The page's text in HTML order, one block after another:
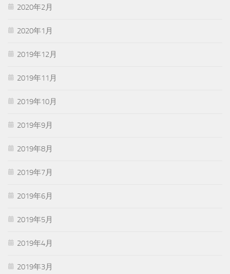
2020年2月
2020年1月
2019年12月
2019年11月
2019年10月
2019年9月
2019年8月
2019年7月
2019年6月
2019年5月
2019年4月
2019年3月